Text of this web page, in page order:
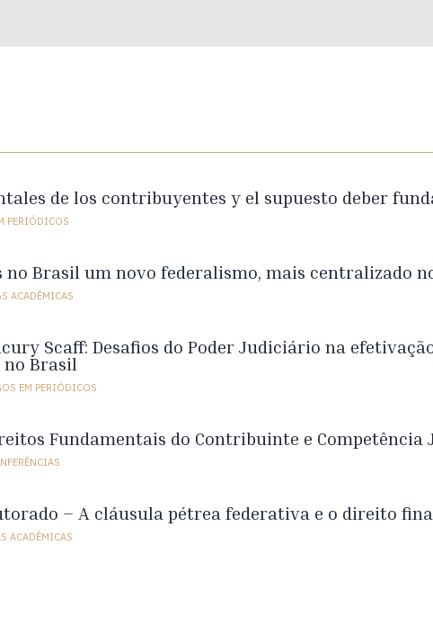
de los contribuyentes y el supuesto deber
PERIÓDICOS
no Brasil um novo federalismo, mais centralizado
ACADÊMICAS
Scaff: Desafios do Poder Judiciário na
Brasil
EM PERIÓDICOS
Fundamentais do Contribuinte e Competência
– A cláusula pétrea federativa e o direito
ACADÊMICAS